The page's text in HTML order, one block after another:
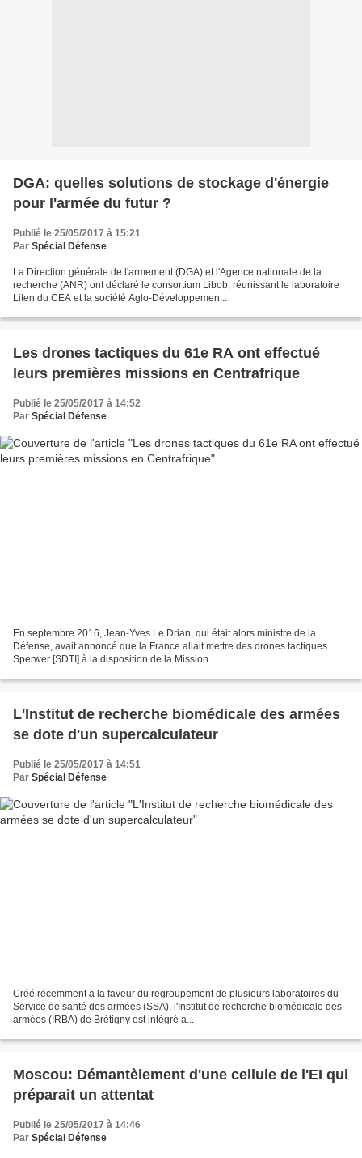
DGA: quelles solutions de stockage d'énergie
pour l'armée du futur ?
Publié le 25/05/2017 à 15:21
Par Spécial Défense
La Direction générale de l'armement (DGA) et l'Agence nationale de la
recherche (ANR) ont déclaré le consortium Libob, réunissant le laboratoire
Liten du CEA et la société Aglo-Développemen...
Les drones tactiques du 61e RA ont effectué
leurs premières missions en Centrafrique
Publié le 25/05/2017 à 14:52
Par Spécial Défense
En septembre 2016, Jean-Yves Le Drian, qui était alors ministre de la
Défense, avait annoncé que la France allait mettre des drones tactiques
Sperwer [SDTI] à la disposition de la Mission ...
L'Institut de recherche biomédicale des armées
se dote d'un supercalculateur
Publié le 25/05/2017 à 14:51
Par Spécial Défense
Créé récemment à la faveur du regroupement de plusieurs laboratoires du
Service de santé des armées (SSA), l'Institut de recherche biomédicale des
armées (IRBA) de Brétigny est intégré a...
Moscou: Démantèlement d'une cellule de l'EI qui
préparait un attentat
Publié le 25/05/2017 à 14:46
Par Spécial Défense